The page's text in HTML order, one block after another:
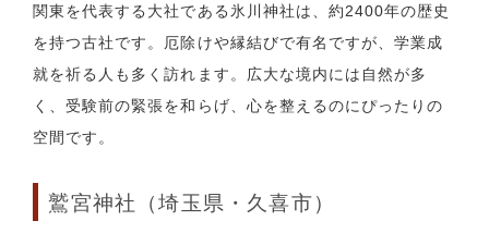
関東を代表する大社である氷川神社は、約2400年の歴史
を持つ古社です。厄除けや縁結びで有名ですが、学業成
就を祈る人も多く訪れます。広大な境内には自然が多
く、受験前の緊張を和らげ、心を整えるのにぴったりの
空間です。
鷲宮神社（埼玉県・久喜市）